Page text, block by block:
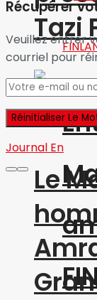
Tazi
Le
Récupérer
Veuillez entrer
courriel pour
Journal En